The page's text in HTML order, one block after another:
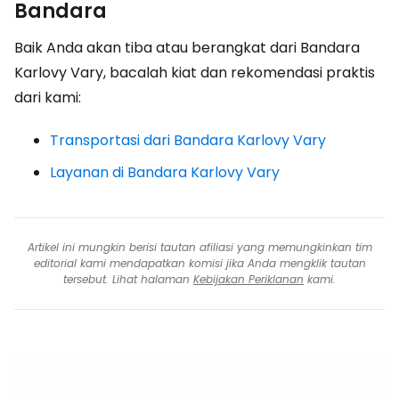
Bandara
Baik Anda akan tiba atau berangkat dari Bandara
Karlovy Vary, bacalah kiat dan rekomendasi praktis
dari kami:
Transportasi dari Bandara Karlovy Vary
Layanan di Bandara Karlovy Vary
Artikel ini mungkin berisi tautan afiliasi yang memungkinkan tim
editorial kami mendapatkan komisi jika Anda mengklik tautan
tersebut. Lihat halaman Kebijakan Periklanan kami.